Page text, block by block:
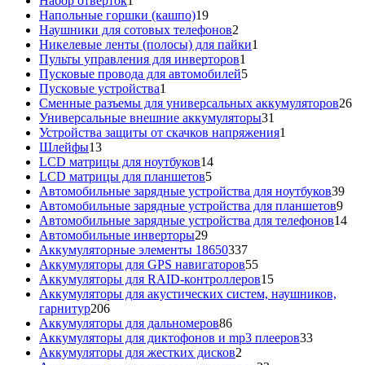
товар
Напольные горшки (кашпо)1919
товаров
Наушники для сотовых телефонов2
товара
Никелевые ленты (полосы) для пайки1
Пульты управления для инверторов1
товар
Пусковые провода для автомобилей55
Пусковые устройства1
товар
Сменные разъемы для универсальных аккумуляторов2626
Универсальные внешние аккумуляторы31
товар
Устройства защиты от скачков напряжения1
Шлейфы1313
товаров
LCD матрицы для ноутбуков1414
LCD матрицы для планшетов55
товаров
Автомобильные зарядные устройства для ноутбуков3939
Автомобильные зарядные устройства для планшетов99
Автомобильные зарядные устройства для телефонов1414
Автомобильные инверторы2929
товаров
Аккумуляторные элементы 18650337337
товаров
Аккумуляторы для GPS навигаторов5555
товаров
Аккумуляторы для RAID-контроллеров1515
товаров
Аккумуляторы для акустических систем, наушников,
гарнитур206206
товаров
Аккумуляторы для дальномеров8686
товаров
Аккумуляторы для диктофонов и mp3 плееров3333
Аккумуляторы для жестких дисков2